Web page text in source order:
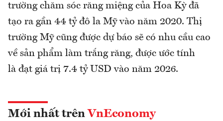
trường chăm sóc răng miệng của Hoa Kỳ đã
tạo ra gần 44 tỷ đô la Mỹ vào năm 2020. Thị
trường Mỹ cũng được dự báo sẽ có nhu cầu cao
về sản phẩm làm trắng răng, được ước tính
là đạt giá trị 7.4 tỷ USD vào năm 2026.
Mới nhất trên VnEconomy